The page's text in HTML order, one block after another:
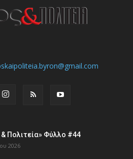
Πολιτεία» Φύλλο #44
2026